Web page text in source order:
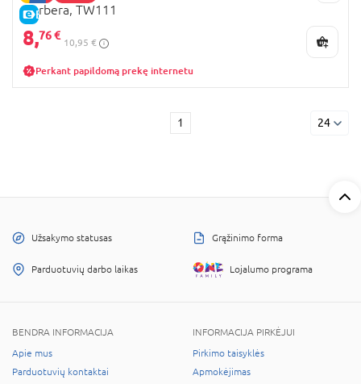
E-KAINA
Gerbera, TW111
8,76 €
10,95 €
Perkant papildomą prekę internetu
1 24
Užsakymo statusas Grąžinimo forma
Parduotuvių darbo laikas Lojalumo programa
BENDRA INFORMACIJA
Apie mus
Parduotuvių kontaktai
INFORMACIJA PIRKĖJUI
Pirkimo taisyklės
Apmokėjimas